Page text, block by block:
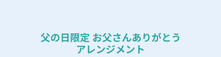
父の日限定 お父さんありがとう
アレンジメント